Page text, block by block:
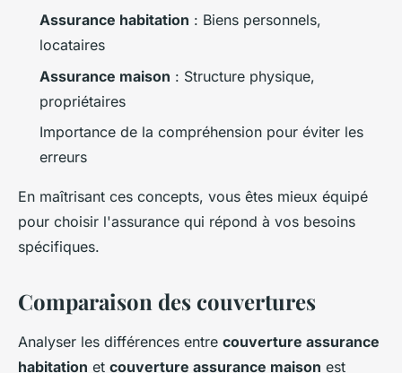
Assurance habitation : Biens personnels,
locataires
Assurance maison : Structure physique,
propriétaires
Importance de la compréhension pour éviter les
erreurs
En maîtrisant ces concepts, vous êtes mieux équipé
pour choisir l'assurance qui répond à vos besoins
spécifiques.
Comparaison des couvertures
Analyser les différences entre couverture assurance
habitation et couverture assurance maison est